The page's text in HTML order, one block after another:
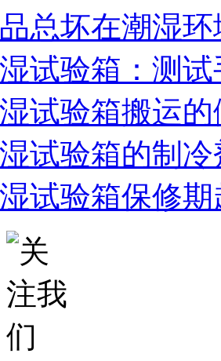
总坏在潮湿环
试验箱：测试
试验箱搬运的
试验箱的制冷
试验箱保修期